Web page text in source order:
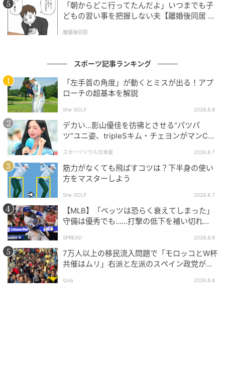
「朝からどこ行ってたんだよ」いつまでも子
どもの習い事を把握しない夫【離婚後同居 Vo
離婚後同居
スポーツ記事ランキング
「左手首の角度」が動くとミスが出る！アプ
ローチの超基本を解説
She GOLF 2026.8.8
デカい…影山優佳を彷彿とさせる“パツパ
ツ”ユニ姿、tripleSキム・チェヨンがマンC対
スポーツソウル日本版 2026.8.7
筋力がなくても飛ばすコツは？下半身の使い
方をマスターしよう
She GOLF 2026.8.7
【MLB】「ベッツは恐らく衰えてしまった」
守備は優秀でも……打撃の低下を補い切れ
し始めるべき」
SPREAD 2026.8.6
7万人以上の移民流入問題で「モロッコとW杯
共催はムリ」右派と左派のスペイン政党が要
Qoly 2026.8.8